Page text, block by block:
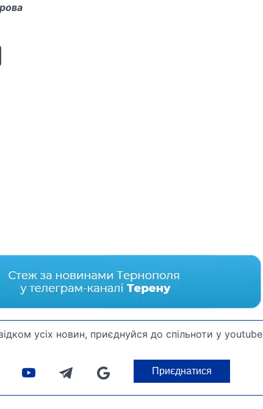
усіх новин, приєднуйся до спільноти у youtube
Приєднатися